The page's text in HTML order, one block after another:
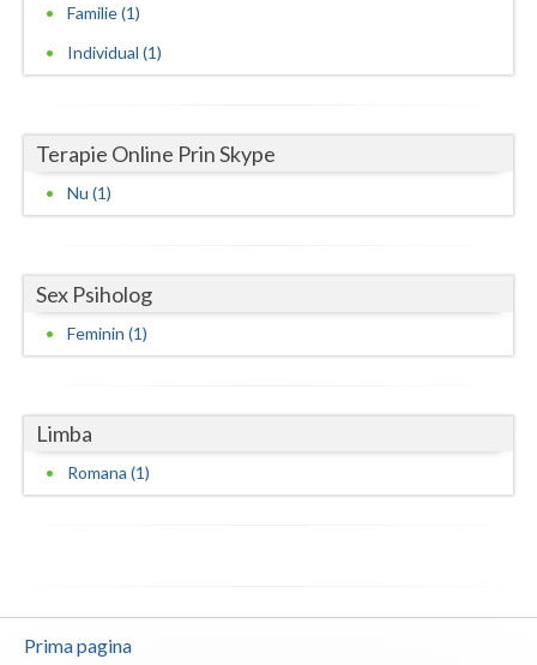
Tulcea
Valcea
Vrancea
Familie (1)
Individual (1)
Terapie Online Prin Skype
Nu (1)
Sex Psiholog
Feminin (1)
Limba
Romana (1)
Prima pagina